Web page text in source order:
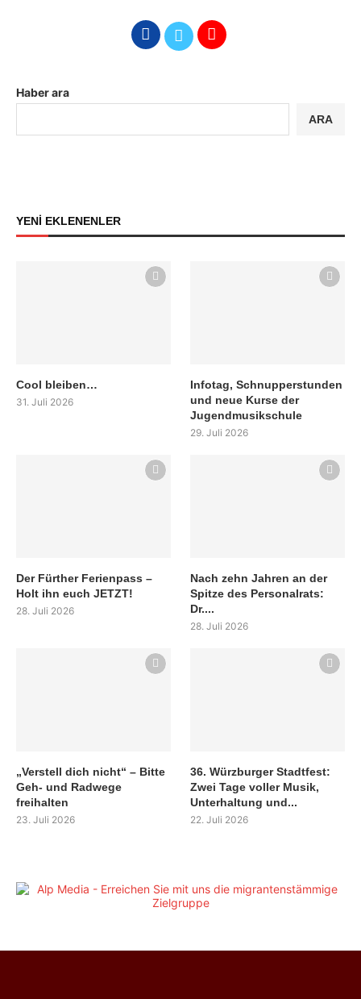
Haber ara
ARA
YENİ EKLENENLER
Cool bleiben…
31. Juli 2026
Infotag, Schnupperstunden
und neue Kurse der
Jugendmusikschule
29. Juli 2026
Der Fürther Ferienpass –
Holt ihn euch JETZT!
28. Juli 2026
Nach zehn Jahren an der
Spitze des Personalrats:
Dr....
28. Juli 2026
„Verstell dich nicht“ – Bitte
Geh- und Radwege
freihalten
23. Juli 2026
36. Würzburger Stadtfest:
Zwei Tage voller Musik,
Unterhaltung und...
22. Juli 2026